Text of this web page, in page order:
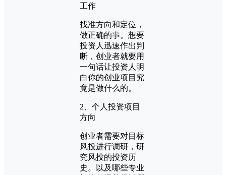
工作
找准方向和定位，
做正确的事。想要
投资人迅速作出判
断，创业者就要用
一句话让投资人明
白你的创业项目究
竟是做什么的。
2、个人投资项目
方向
创业者需要对目标
风投进行调研，研
究风投的投资历
史。以及哪些专业